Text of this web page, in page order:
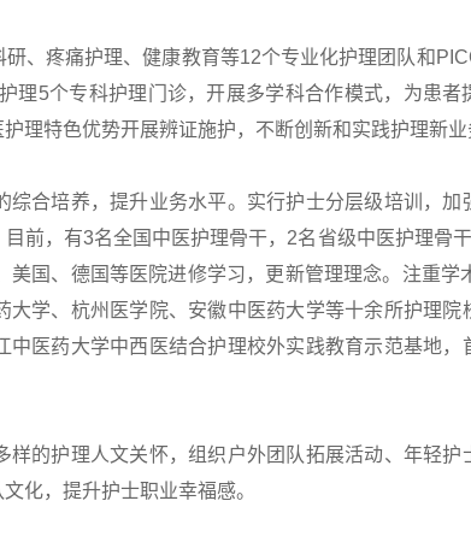
、疼痛护理、健康教育等12个专业化护理团队和
理5个专科护理门诊，开展多学科合作模式，为患者
理特色优势开展辨证施护，不断创新和实践护理新业
合培养，提升业务水平。实行护士分层级培训，加
前，有3名全国中医护理骨干，2名省级中医护理骨
国、德国等医院进修学习，更新管理理念。注重学
学、杭州医学院、安徽中医药大学等十余所护理院
医药大学中西医结合护理校外实践教育示范基地，
的护理人文关怀，组织户外团队拓展活动、年轻护
化，提升护士职业幸福感。